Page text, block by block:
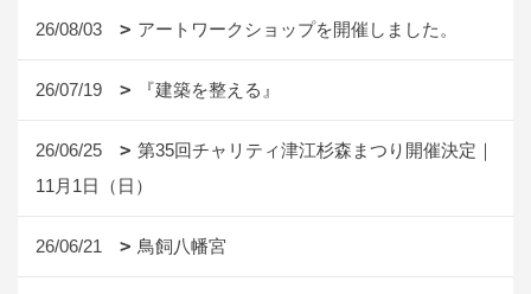
26/08/03 アートワークショップを開催しました。
26/07/19 『建築を整える』
26/06/25
第35回チャリティ津江杉森まつり開催決定｜
11月1日（日）
26/06/21 鳥飼八幡宮